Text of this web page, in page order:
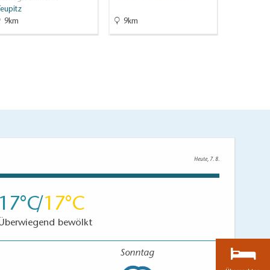
Teupitz
9km
9km
Heute, 7. 8.
17 17
bewölkt
Sonntag